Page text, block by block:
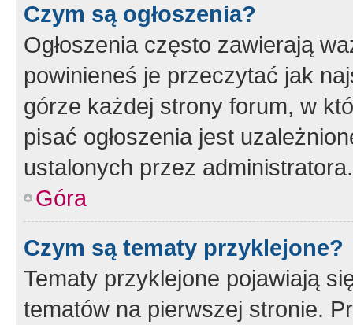
Czym są ogłoszenia?
Ogłoszenia często zawierają
powinieneś je przeczytać jak
górze każdej strony forum, w
pisać ogłoszenia jest
ustalonych przez administratora.
Góra
Czym są tematy przyklejone?
Tematy przyklejone pojawiają
tematów na pierwszej stronie.